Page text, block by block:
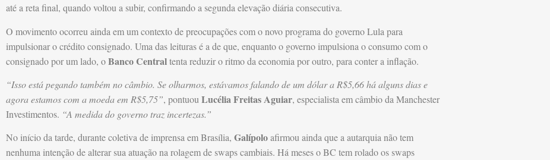
até a reta final, quando voltou a subir, confirmando a segunda elevação diária consecutiva.
O movimento ocorreu ainda em um contexto de preocupações com o novo programa do governo Lula para
impulsionar o crédito consignado. Uma das leituras é a de que, enquanto o governo impulsiona o consumo com o
consignado por um lado, oBanco Centraltenta reduzir o ritmo da economia por outro, para conter a inflação.
“Isso está pegando também no câmbio. Se olharmos, estávamos falando de um dólar a R$5,66 há alguns dias e
agora estamos com a moeda em R$5,75”, pontuou Lucélia Freitas Aguiar, especialista em câmbio da Manchester
Investimentos. “A medida do governo traz incertezas.”
No início da tarde, durante coletiva de imprensa em Brasília, Galípoloafirmou ainda que a autarquia não tem
nenhuma intenção de alterar sua atuação na rolagem de swaps cambiais. Há meses o BC tem rolado os swaps